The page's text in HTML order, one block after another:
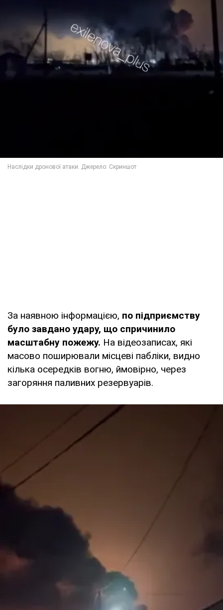
За наявною інформацією, по підприємству
було завдано удару, що спричинило
масштабну пожежу. На відеозаписах, які
масово поширювали місцеві пабліки, видно
кілька осередків вогню, ймовірно, через
загоряння паливних резервуарів.